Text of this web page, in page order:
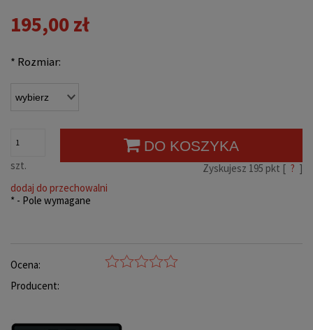
195,00 zł
* Rozmiar:
szt.
DO KOSZYKA
Zyskujesz 195 pkt [ ? ]
dodaj do przechowalni
* - Pole wymagane
Ocena:
Producent: